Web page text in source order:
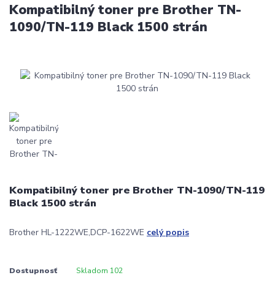
Kompatibilný toner pre Brother TN-
1090/TN-119 Black 1500 strán
Kompatibilný toner pre Brother TN-1090/TN-119
Black 1500 strán
Brother HL-1222WE,DCP-1622WE celý popis
Dostupnosť Skladom 102